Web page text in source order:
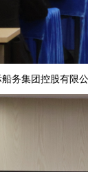
船务集团控股有限